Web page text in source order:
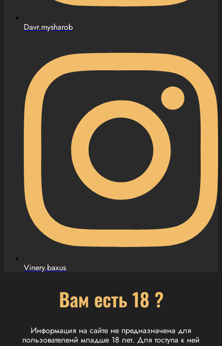
Davr.mysharob
Vinery.baxus
Вам есть 18 ?
Информация на сайте не предназначена для
пользователенй младше 18 лет. Для тоступа к ней